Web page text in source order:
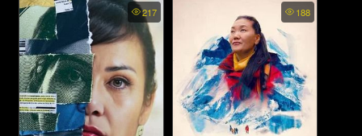
(2024)
217 188